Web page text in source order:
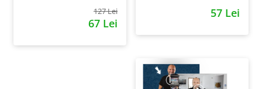
127 Lei
67 Lei
57 Lei